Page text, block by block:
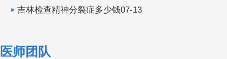
吉林检查精神分裂症多少钱07-13
医师团队